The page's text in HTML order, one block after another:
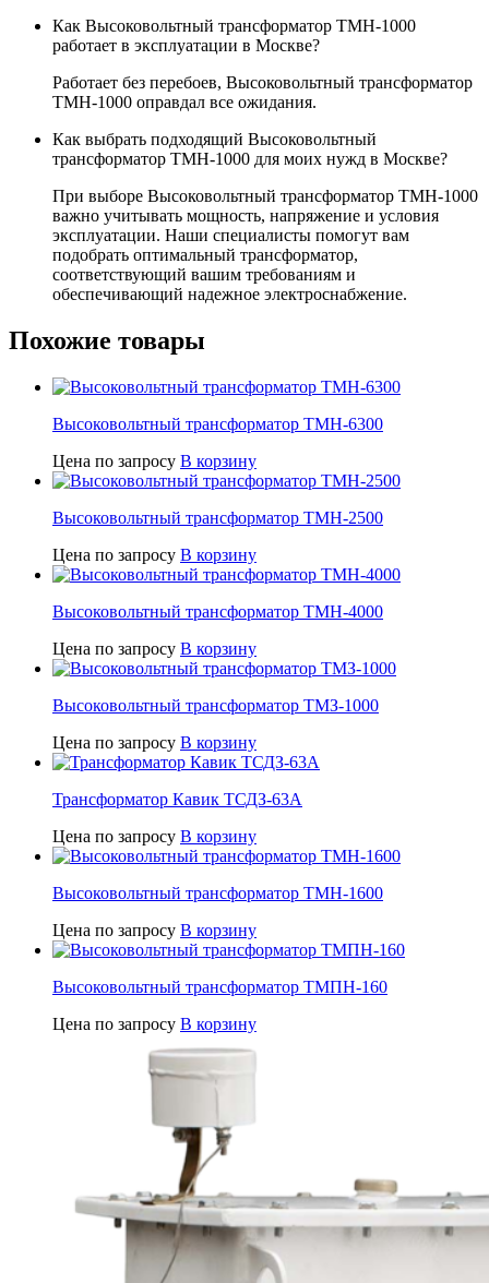
Как Высоковольтный трансформатор ТМН-1000
работает в эксплуатации в Москве?
Работает без перебоев, Высоковольтный трансформатор
ТМН-1000 оправдал все ожидания.
Как выбрать подходящий Высоковольтный
трансформатор ТМН-1000 для моих нужд в Москве?
При выборе Высоковольтный трансформатор ТМН-1000
важно учитывать мощность, напряжение и условия
эксплуатации. Наши специалисты помогут вам
подобрать оптимальный трансформатор,
соответствующий вашим требованиям и
обеспечивающий надежное электроснабжение.
Похожие товары
Высоковольтный трансформатор ТМН-6300
Цена по запросу В корзину
Высоковольтный трансформатор ТМН-2500
Цена по запросу В корзину
Высоковольтный трансформатор ТМН-4000
Цена по запросу В корзину
Высоковольтный трансформатор ТМЗ-1000
Цена по запросу В корзину
Трансформатор Кавик ТСДЗ-63А
Цена по запросу В корзину
Высоковольтный трансформатор ТМН-1600
Цена по запросу В корзину
Высоковольтный трансформатор ТМПН-160
Цена по запросу В корзину